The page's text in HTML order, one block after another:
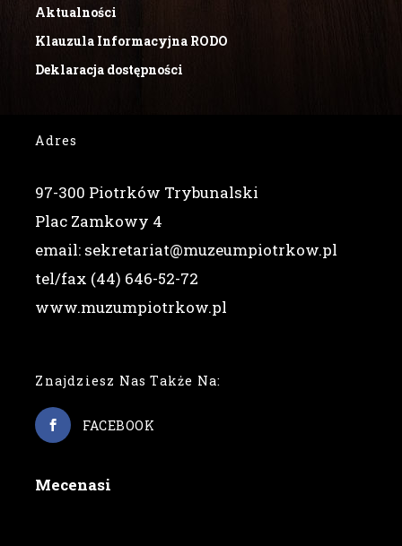
Aktualności
Klauzula Informacyjna RODO
Deklaracja dostępności
Adres
97-300 Piotrków Trybunalski
Plac Zamkowy 4
email: sekretariat@muzeumpiotrkow.pl
tel/fax (44) 646-52-72
www.muzumpiotrkow.pl
Znajdziesz Nas Także Na:
FACEBOOK
Mecenasi